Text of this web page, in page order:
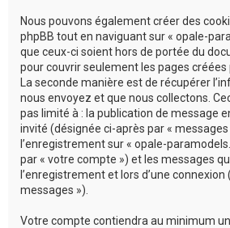
Nous pouvons également créer des
phpBB tout en naviguant sur « opale-
que ceux-ci soient hors de portée du
pour couvrir seulement les pages créées
La seconde manière est de récupérer
nous envoyez et que nous collectons.
pas limité à : la publication de message
invité (désignée ci-après par « messages
l’enregistrement sur « opale-
par « votre compte ») et les messages
l’enregistrement et lors d’une connexion
messages »).
Votre compte contiendra au minimum